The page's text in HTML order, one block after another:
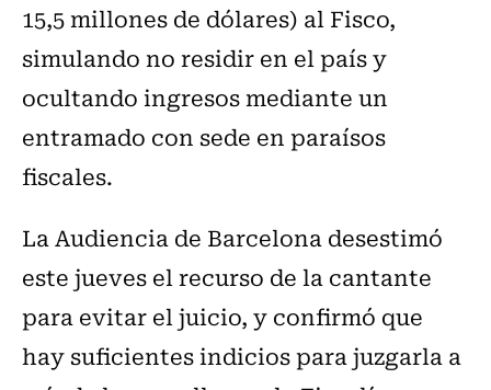
15,5 millones de dólares) al Fisco,
simulando no residir en el país y
ocultando ingresos mediante un
entramado con sede en paraísos
fiscales.
La Audiencia de Barcelona desestimó
este jueves el recurso de la cantante
para evitar el juicio, y confirmó que
hay suficientes indicios para juzgarla a